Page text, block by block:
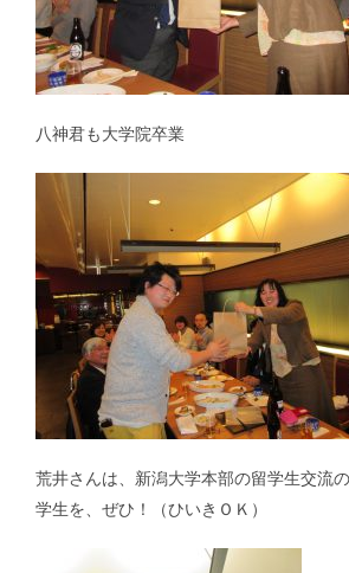
社会疫学研究｜Social
現在進行中の調査・研究｜
論文｜Publications
講演・学会発表等｜Presentations
書籍｜Book
ミャンマー｜Myanmar
マレーシア｜Malaysia
八神君も大学院卒業
荒井さんは、新潟大学本部の留学生交流
学生を、ぜひ！（ひいきＯＫ）